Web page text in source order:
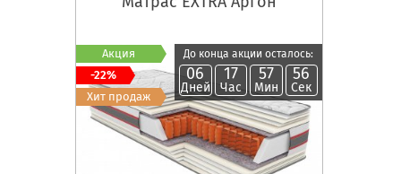
До конца акции осталось:
06
Дней
17
Час
57
Мин
55
Сек
Акция
-22%
Хит продаж